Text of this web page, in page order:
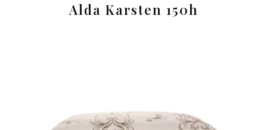
Alda Karsten 150h